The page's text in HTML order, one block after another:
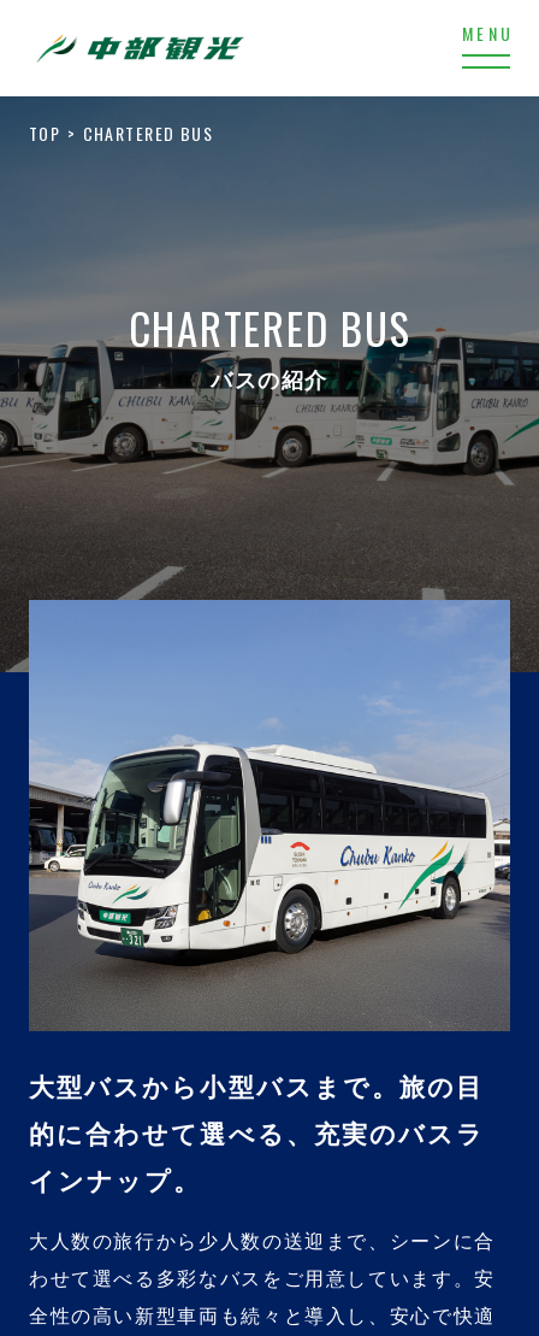
TOP CHARTERED BUS
CHARTERED BUS
バスの紹介
大型バスから小型バスまで。旅の目
的に合わせて選べる、充実のバスラ
インナップ。
大人数の旅行から少人数の送迎まで、シーンに合
わせて選べる多彩なバスをご用意しています。安
全性の高い新型車両も続々と導入し、安心で快適